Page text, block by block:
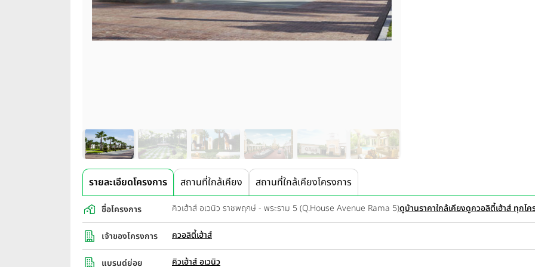
รายละเอียดโครงการ สถานที่ใกล้เคียง สถานที่ใกล้เคียงโครงการ
ชื่อโครงการ คิวเฮ้าส์ อเวนิว ราชพฤกษ์ - พระราม 5 (Q.House Avenue Rama 5)ดูบ้านราคาใกล้เคียงดูควอลิตี้เฮ้าส์ ทุกโค
เจ้าของโครงการ ควอลิตี้เฮ้าส์
แบรนด์ย่อย คิวเฮ้าส์ อเวนิว